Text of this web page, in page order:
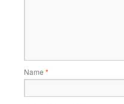
Name *